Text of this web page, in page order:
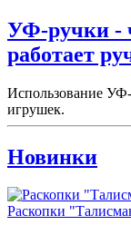
УФ-ручки -
работает
Использование
игрушек.
Новинки
Раскопки